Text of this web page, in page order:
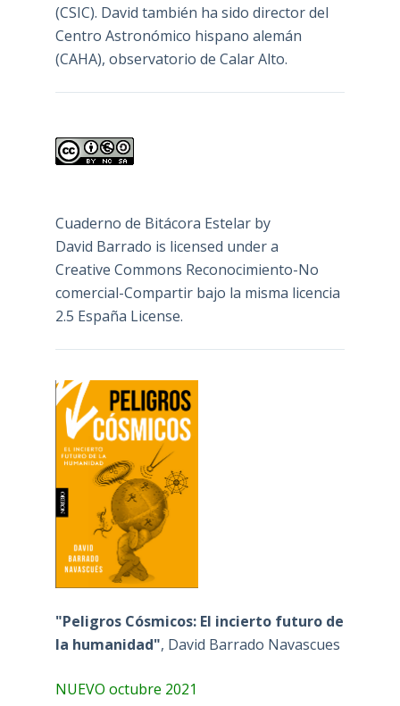
(CSIC). David también ha sido director del
Centro Astronómico hispano alemán
(CAHA), observatorio de Calar Alto.
Cuaderno de Bitácora Estelarby
David Barrado is licensed under a
Creative Commons Reconocimiento-No
comercial-Compartir bajo la misma licencia
2.5 España License.
"Peligros Cósmicos: El incierto futuro de
la humanidad", David Barrado Navascues
NUEVO octubre 2021